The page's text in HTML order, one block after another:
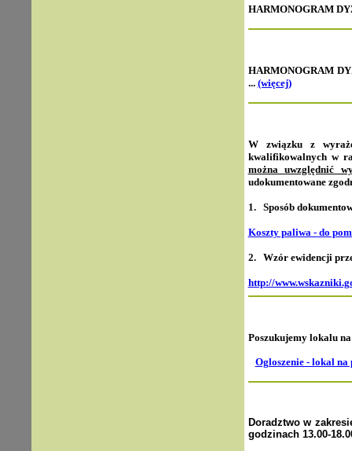
HARMONOGRAM
HARMONOGRAM
... (więcej)
W związku z
kwalifikowalnych w
można uwzględnić
udokumentowane
1. Sposób
Koszty paliwa - do
2. Wzór ewidencji
http://
Poszukujemy lokalu
Ogloszenie - lokal na
Doradztwo w
godzinach 13.00-